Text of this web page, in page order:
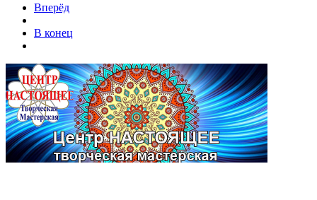
Вперёд
В конец